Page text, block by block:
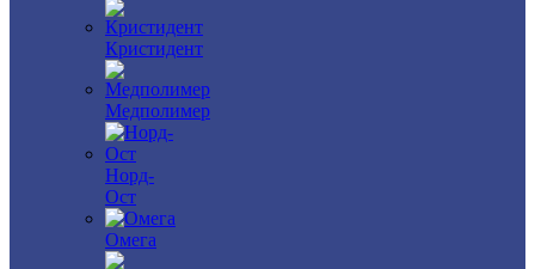
Кристидент
Медполимер
Норд-
Ост
Омега